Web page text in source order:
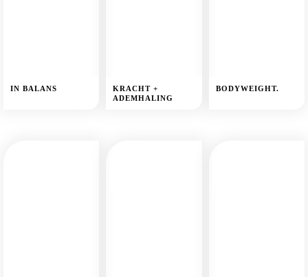
IN BALANS
KRACHT +
ADEMHALING
BODYWEIGHT.